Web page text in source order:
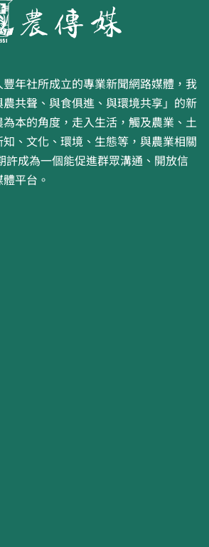
年社所成立的專業新聞網路媒體，我
共聲、與食俱進、與環境共享」的新
本的角度，走入生活，觸及農業、土
、文化、環境、生態等，與農業相關
成為一個能促進群眾溝通、開放信
平台。